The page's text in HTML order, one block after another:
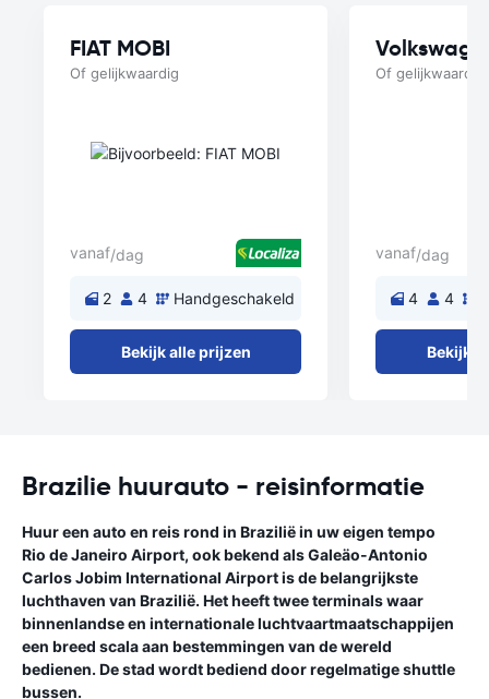
FIAT MOBI
Of gelijkwaardig
vanaf/dag
2 4 Handgeschakeld
Bekijk alle prijzen
Of gelijkwaardig
vanaf/dag
4 4
Bekijk
Brazilie huurauto - reisinformatie
Huur een auto en reis rond in Brazilië in uw eigen tempo
Rio de Janeiro Airport, ook bekend als Galeäo-Antonio
Carlos Jobim International Airport is de belangrijkste
luchthaven van Brazilië. Het heeft twee terminals waar
binnenlandse en internationale luchtvaartmaatschappijen
een breed scala aan bestemmingen van de wereld
bedienen. De stad wordt bediend door regelmatige shuttle
bussen.